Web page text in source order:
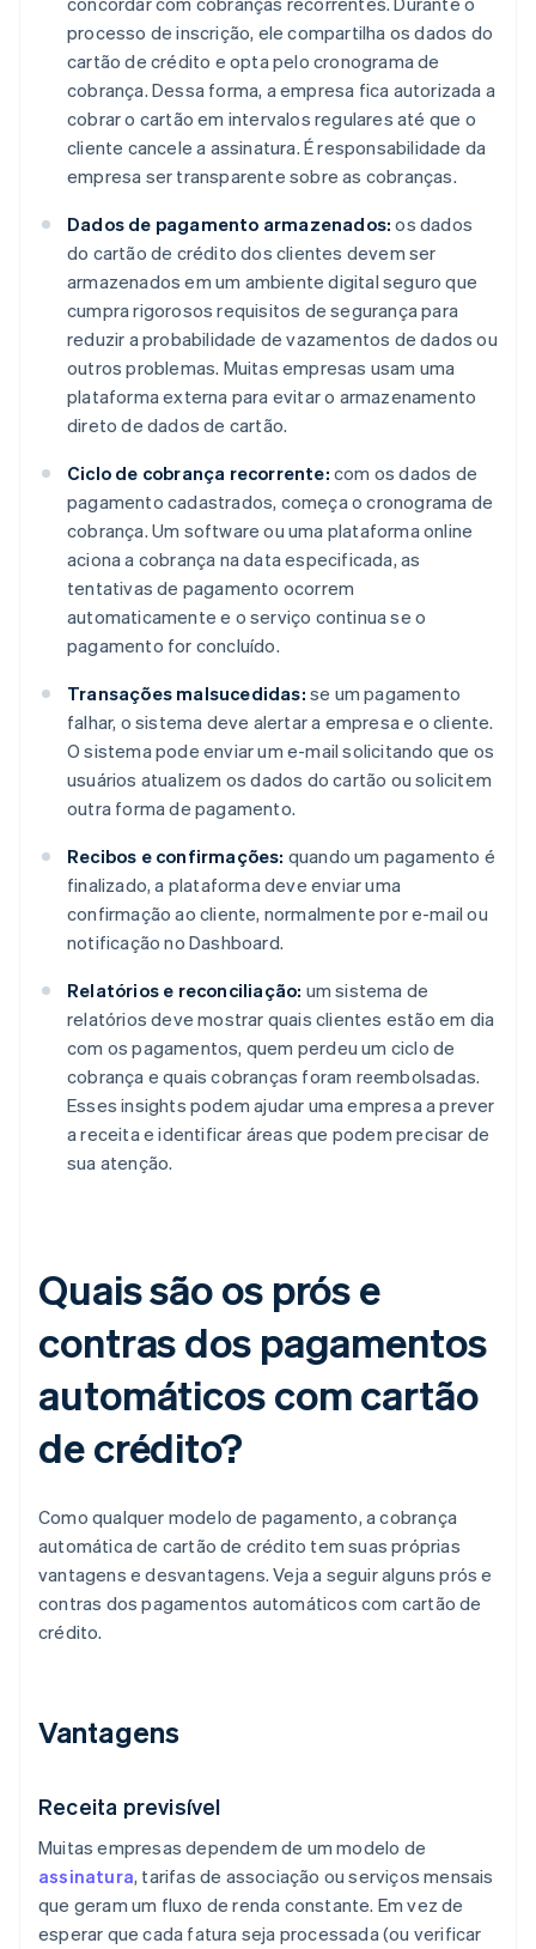
processo de inscrição, ele compartilha os dados do
cartão de crédito e opta pelo cronograma de
cobrança. Dessa forma, a empresa fica autorizada a
cobrar o cartão em intervalos regulares até que o
cliente cancele a assinatura. É responsabilidade da
empresa ser transparente sobre as cobranças.
Dados de pagamento armazenados: os dados
do cartão de crédito dos clientes devem ser
armazenados em um ambiente digital seguro que
cumpra rigorosos requisitos de segurança para
reduzir a probabilidade de vazamentos de dados ou
outros problemas. Muitas empresas usam uma
plataforma externa para evitar o armazenamento
direto de dados de cartão.
Ciclo de cobrança recorrente: com os dados de
pagamento cadastrados, começa o cronograma de
cobrança. Um software ou uma plataforma online
aciona a cobrança na data especificada, as
tentativas de pagamento ocorrem
automaticamente e o serviço continua se o
pagamento for concluído.
Transações malsucedidas: se um pagamento
falhar, o sistema deve alertar a empresa e o cliente.
O sistema pode enviar um e-mail solicitando que os
usuários atualizem os dados do cartão ou solicitem
outra forma de pagamento.
Recibos e confirmações: quando um pagamento é
finalizado, a plataforma deve enviar uma
confirmação ao cliente, normalmente por e-mail ou
notificação no Dashboard.
Relatórios e reconciliação: um sistema de
relatórios deve mostrar quais clientes estão em dia
com os pagamentos, quem perdeu um ciclo de
cobrança e quais cobranças foram reembolsadas.
Esses insights podem ajudar uma empresa a prever
a receita e identificar áreas que podem precisar de
sua atenção.
Quais são os prós e
contras dos pagamentos
automáticos com cartão
de crédito?
Como qualquer modelo de pagamento, a cobrança
automática de cartão de crédito tem suas próprias
vantagens e desvantagens. Veja a seguir alguns prós e
contras dos pagamentos automáticos com cartão de
crédito.
Vantagens
Receita previsível
Muitas empresas dependem de um modelo de
assinatura, tarifas de associação ou serviços mensais
que geram um fluxo de renda constante. Em vez de
esperar que cada fatura seja processada (ou verificar